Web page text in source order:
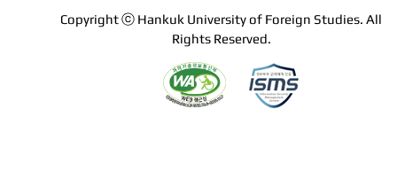
Copyright ⓒ Hankuk University of Foreign Studies. All
Rights Reserved.